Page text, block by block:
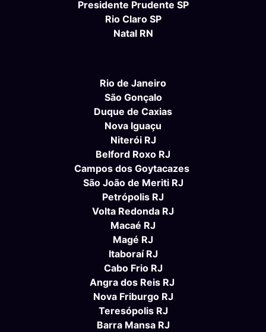
Presidente Prudente SP
Rio Claro SP
Natal RN
Rio de Janeiro
São Gonçalo
Duque de Caxias
Nova Iguaçu
Niterói RJ
Belford Roxo RJ
Campos dos Goytacazes
São João de Meriti RJ
Petrópolis RJ
Volta Redonda RJ
Macaé RJ
Magé RJ
Itaboraí RJ
Cabo Frio RJ
Angra dos Reis RJ
Nova Friburgo RJ
Teresópolis RJ
Barra Mansa RJ